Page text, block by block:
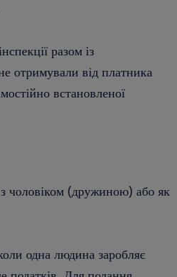
разом із
отримували від платника
встановленої
чоловіком (дружиною) або як
одна людина заробляє